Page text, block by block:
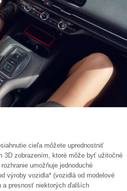
cieľa môžete uprednostniť
3D zobrazením, ktoré môže byť užitočné
umožňuje jednoduché
výroby vozidla* (vozidlá od modelové
a presnosť niektorých ďalších